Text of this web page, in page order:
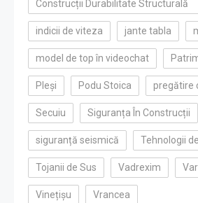
Construcții Durabilitate Structurală
indicii de viteza jante tabla
model de top în videochat
Pleși Podu Stoica pregătire
Secuiu Siguranța În Construcții
siguranță seismică Tehnologii
Tojanii de Sus Vadrexim
Vinețișu Vrancea